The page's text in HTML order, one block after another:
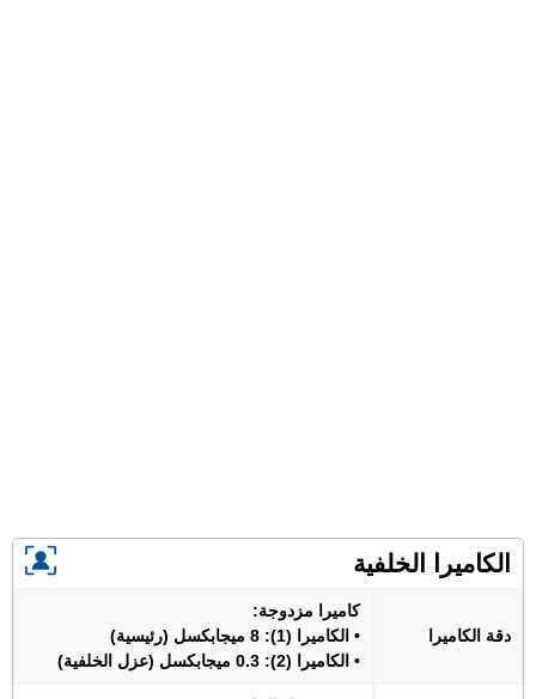
الكاميرا الخلفية
دقة الكاميرا
كاميرا مزدوجة:
• الكاميرا (1): 8 ميجابكسل (رئيسية)
• الكاميرا (2): 0.3 ميجابكسل (عزل الخلفية)